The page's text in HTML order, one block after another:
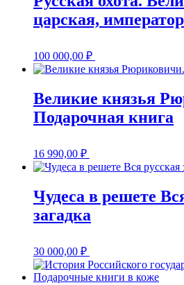
царская,
100 000,00 ₽
Великие князья
Подарочная книга
16 990,00 ₽
Чудеса в решете
загадка
30 000,00 ₽